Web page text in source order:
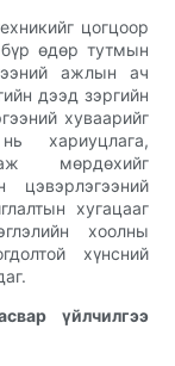
цогцоор
өдөр тутмын
ажлын ач
дээд зэргийн
хуваарийг
хариуцлага,
мөрдөхийг
цэвэрлэгээний
хугацааг
хоолны
хүнсний
үйлчилгээ